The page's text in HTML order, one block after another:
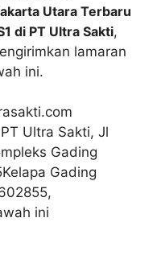
Utara Terbaru
di PT Ultra Sakti,
lamaran
ini.
Ultra Sakti, Jl
Gading
Gading
ini